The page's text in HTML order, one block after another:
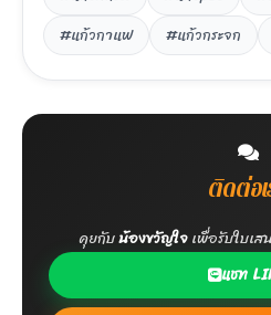
#แก้วกาแฟ
#แก้วกระจก
ติดต่อ
คุยกับน้องขวัญใจเพื่อรับใบเ
แชท